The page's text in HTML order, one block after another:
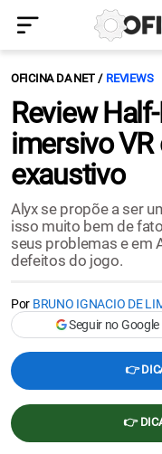
OFICINA DA NET REVIEWS
Review
imersivo
exaustivo
Alyx se propõe a ser
isso muito bem de
seus problemas e em
defeitos do jogo.
Por BRUNO IGNACIO DE
Seguir no Google
👉
👉